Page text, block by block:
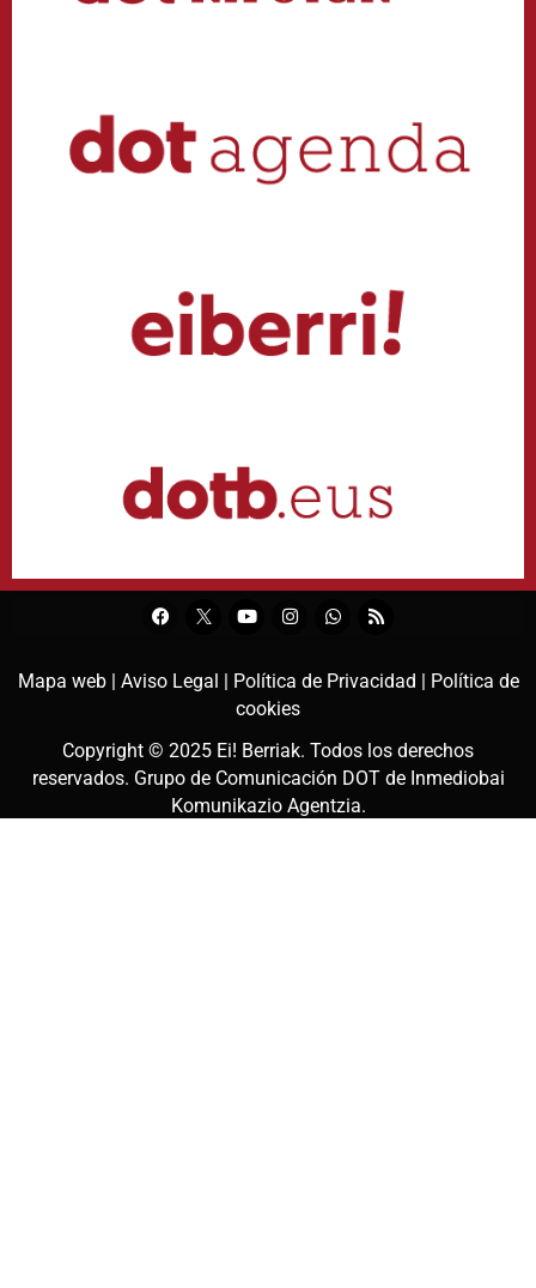
Mapa web | Aviso Legal | Política de Privacidad | Política de
cookies
Copyright © 2025 Ei! Berriak. Todos los derechos
reservados. Grupo de Comunicación DOT de Inmediobai
Komunikazio Agentzia.